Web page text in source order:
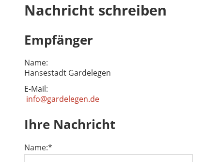
Nachricht schreiben
Empfänger
Name:
Hansestadt Gardelegen
E-Mail:
info@gardelegen.de
Ihre Nachricht
Name:*